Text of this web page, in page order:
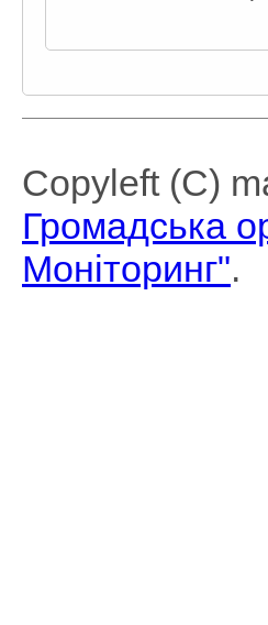
Copyleft (C)
Громадська
Моніторинг".